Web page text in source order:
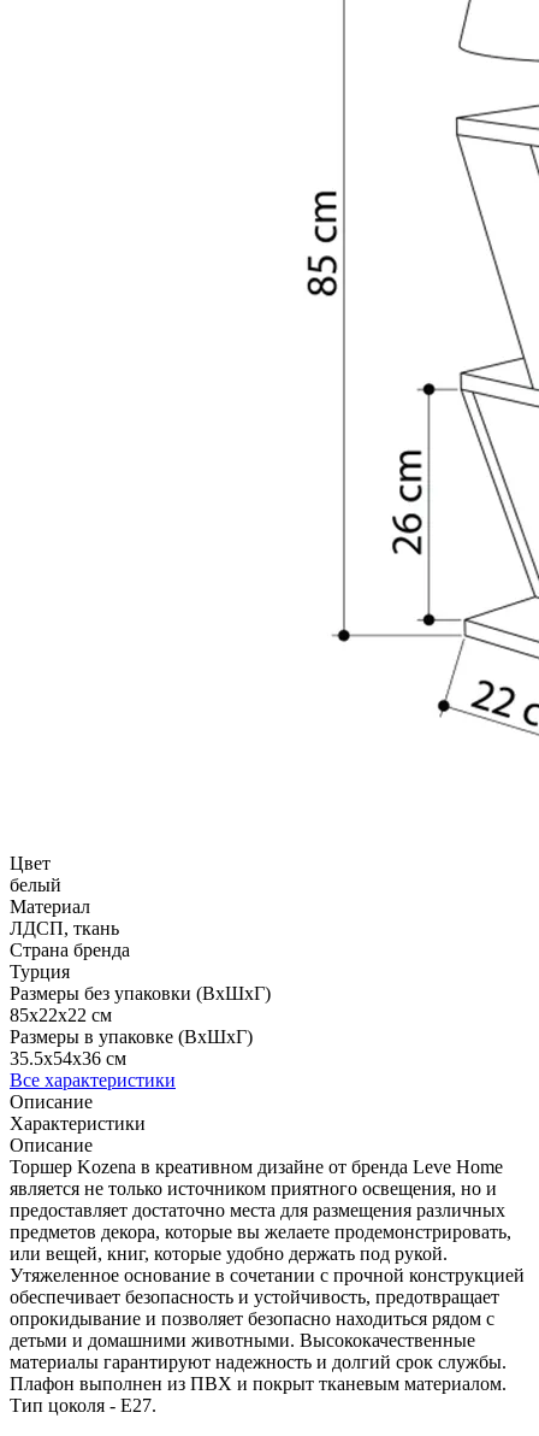
Цвет
белый
Материал
ЛДСП, ткань
Страна бренда
Турция
Размеры без упаковки (ВхШхГ)
85x22x22 см
Размеры в упаковке (ВхШхГ)
35.5x54x36 см
Все характеристики
Описание
Характеристики
Описание
Торшер Kozena в креативном дизайне от бренда Leve Home
является не только источником приятного освещения, но и
предоставляет достаточно места для размещения различных
предметов декора, которые вы желаете продемонстрировать,
или вещей, книг, которые удобно держать под рукой.
Утяжеленное основание в сочетании с прочной конструкцией
обеспечивает безопасность и устойчивость, предотвращает
опрокидывание и позволяет безопасно находиться рядом с
детьми и домашними животными. Высококачественные
материалы гарантируют надежность и долгий срок службы.
Плафон выполнен из ПВХ и покрыт тканевым материалом.
Тип цоколя - Е27.